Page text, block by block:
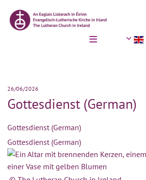
26/06/2026
Gottesdienst (German)
Gottesdienst (German)
Gottesdienst (German)